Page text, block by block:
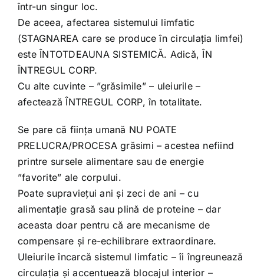
într-un singur loc.
De aceea, afectarea sistemului limfatic
(STAGNAREA care se produce în circulația limfei)
este ÎNTOTDEAUNA SISTEMICĂ. Adică, ÎN
ÎNTREGUL CORP.
Cu alte cuvinte – ”grăsimile” – uleiurile –
afectează ÎNTREGUL CORP, în totalitate.
Se pare că ființa umană NU POATE
PRELUCRA/PROCESA grăsimi – acestea nefiind
printre sursele alimentare sau de energie
”favorite” ale corpului.
Poate supraviețui ani și zeci de ani – cu
alimentație grasă sau plină de proteine – dar
aceasta doar pentru că are mecanisme de
compensare și re-echilibrare extraordinare.
Uleiurile încarcă sistemul limfatic – îi îngreunează
circulația și accentuează blocajul interior –